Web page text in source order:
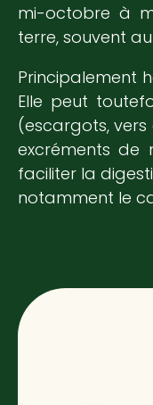
mi-octobre à
terre, souvent
Principalement
Elle peut
(escargots,
excréments de
faciliter la
notamment le